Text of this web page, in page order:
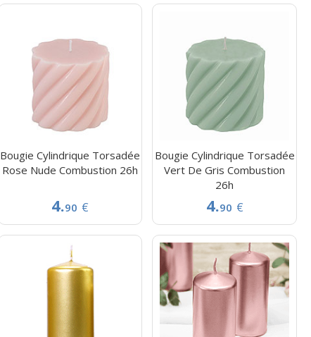
Bougie Cylindrique Torsadée
Rose Nude Combustion 26h
4.90 €
Bougie Cylindrique Torsadée
Vert De Gris Combustion
26h
4.90 €